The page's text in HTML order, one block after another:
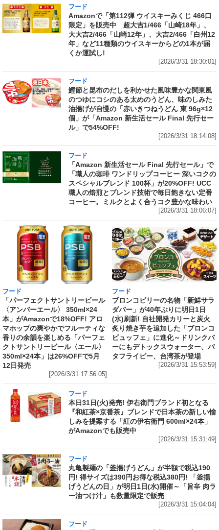
フード
Amazonで「第112弾 ウイスキーみくじ 466口
限定」を販売中 超大吉1/466「山崎18年」、
大大吉2/466「山崎12年」、大吉2/466「白州12
年」など11種類のウイスキーからどの1本が届
くか運試し!
[2026/3/31 18:30:01]
フード
鰹節と昆布のだしを利かせた風味豊かな関東風
のつゆにコシのある太めのうどん、味のしみた
油揚げが自慢の「赤いきつねうどん 東 96g×12
個」が「Amazon 新生活セール Final 先行セー
ル」で54%OFF!
[2026/3/31 18:14:08]
フード
「Amazon 新生活セール Final 先行セール」で
「職人の珈琲 ワンドリップコーヒー 深いコクの
スペシャルブレンド 100杯」が20%OFF! UCC
職人の焙煎とブレンド技術で毎日飽きない定番
コーヒー。ミルクとよく合うコク豊かな味わい
[2026/3/31 18:06:07]
フード
「パーフェクトサントリービール
〈アンバーエール〉 350ml×24
本」がAmazonで18%OFF! アロ
マホップの爽やかでフルーティな
香りの余韻を楽しめる「パーフェ
クトサントリービール〈エール〉
350ml×24本」は26%OFFで5月
12日発売
[2026/3/31 17:56:05]
フード
ブロンコビリーの名物「新鮮サラ
ダバー」が40年ぶりに明日1日
(水)刷新! 自社開発カリーと炭火
炙り焼き芋を追加した「ブロンコ
ビュッフェ」に進化～ドリンクバ
ーにもデトックスウォーター、バ
タフライピー、台湾茶が登場
[2026/3/31 15:53:59]
フード
本日31日(火)発売! 伊右衛門ブランド初となる
『和紅茶×京番茶』ブレンドで日本茶の新しい愉
しみを提案する「紅の伊右衛門 600ml×24本」
がAmazonでも販売中
[2026/3/31 15:31:49]
フード
丸亀製麺の「釜揚げうどん」が半額で税込190
円! 得サイズは390円お得な税込380円! 「釜揚
げうどんの日」が明日1日(水)開催～「旨辛 肉ラ
ー油つけ汁」も数量限定で販売
[2026/3/31 15:04:04]
フード